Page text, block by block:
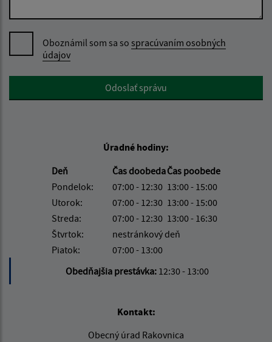
Oboznámil som sa so spracúvaním osobných
údajov
Google reCaptcha ResponseOdoslať správu
Úradné hodiny:
Deň
Čas doobedaČas poobede
Pondelok:
07:00 - 12:30 13:00 - 15:00
Utorok:
07:00 - 12:30 13:00 - 15:00
Streda:
07:00 - 12:30 13:00 - 16:30
Štvrtok:
nestránkový deň
Piatok:
07:00 - 13:00
Obedňajšia prestávka: 12:30 - 13:00
Kontakt:
Obecný úrad Rakovnica